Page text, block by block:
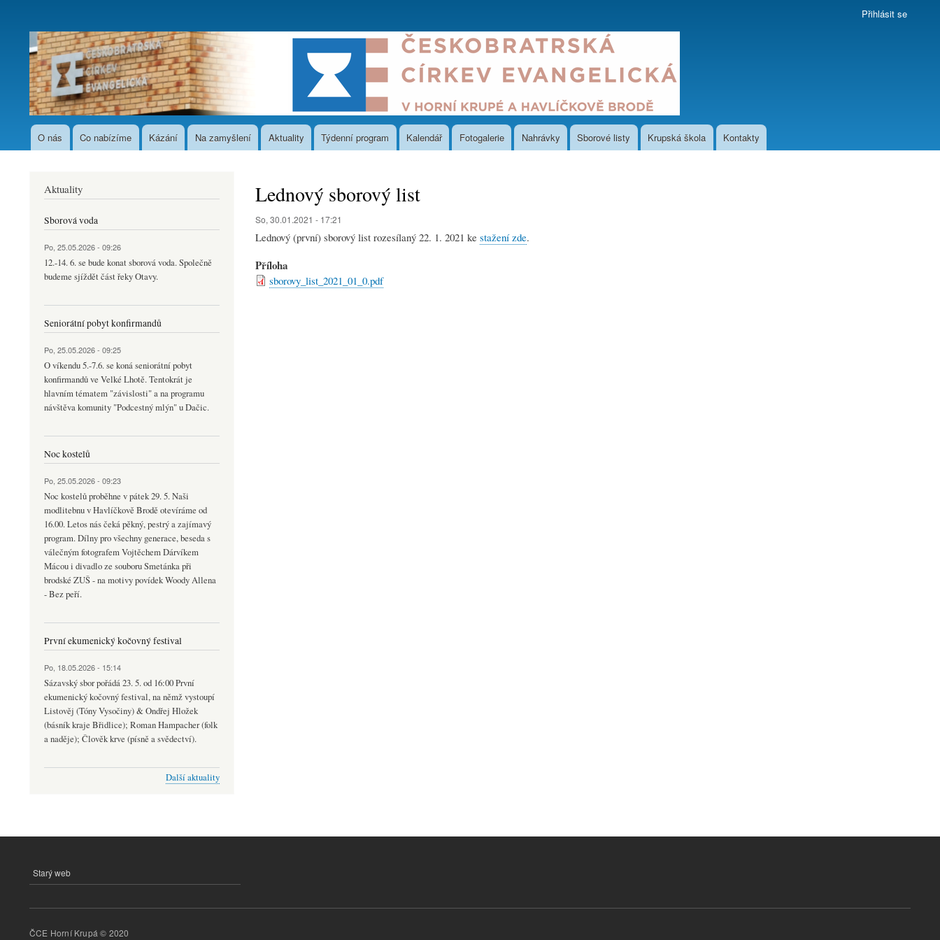
hlavnímu
obsahu
account
menu
Přihlásit se
HlavníO nás Co nabízíme Kázání Na zamyšlení Aktuality Týdenní program Kalendář Fotogalerie Nahrávky Sborové listy Krupská škola Kontakty
Lednový sborový list
So, 30.01.2021 - 17:21
Lednový (první) sborový list rozesílaný 22. 1. 2021 ke stažení zde.
Příloha
sborovy_list_2021_01_0.pdf
Aktuality
Sborová voda
Po, 25.05.2026 - 09:26
12.-14. 6. se bude konat sborová voda. Společně
budeme sjíždět část řeky Otavy.
Seniorátní pobyt konfirmandů
Po, 25.05.2026 - 09:25
O víkendu 5.-7.6. se koná seniorátní pobyt
konfirmandů ve Velké Lhotě. Tentokrát je
hlavním tématem "závislosti" a na programu
návštěva komunity "Podcestný mlýn" u Dačic.
Noc kostelů
Po, 25.05.2026 - 09:23
Noc kostelů proběhne v pátek 29. 5. Naši
modlitebnu v Havlíčkově Brodě otevíráme od
16.00. Letos nás čeká pěkný, pestrý a zajímavý
program. Dílny pro všechny generace, beseda s
válečným fotografem Vojtěchem Dárvíkem
Mácou i divadlo ze souboru Smetánka při
brodské ZUŠ - na motivy povídek Woody Allena
- Bez peří.
První ekumenický kočovný festival
Po, 18.05.2026 - 15:14
Sázavský sbor pořádá 23. 5. od 16:00 První
ekumenický kočovný festival, na němž vystoupí
Listověj (Tóny Vysočiny) & Ondřej Hložek
(básník kraje Břidlice); Roman Hampacher (folk
a naděje); Člověk krve (písně a svědectví).
Další aktuality
MENU
Starý web
ČCE Horní Krupá © 2020